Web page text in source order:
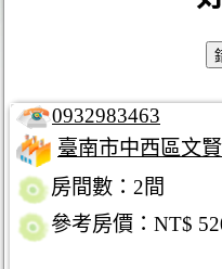
0932983463
臺南市中西區文
房間數：2間
參考房價：NT$